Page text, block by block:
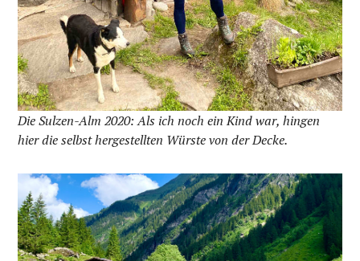
Die Sulzen-Alm 2020: Als ich noch ein Kind war, hingen
hier die selbst hergestellten Würste von der Decke.